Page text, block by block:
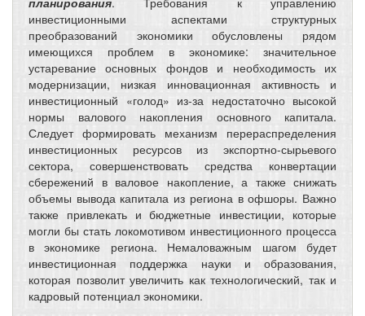
инвестиционными аспектами структурных
преобразований экономики обусловлены рядом
имеющихся проблем в экономике: значительное
устаревание основных фондов и необходимость их
модернизации, низкая инновационная активность и
инвестиционный «голод» из-за недостаточно высокой
нормы валового накопления основного капитала.
Следует формировать механизм перераспределения
инвестиционных ресурсов из экспортно-сырьевого
сектора, совершенствовать средства конвертации
сбережений в валовое накопление, а также снижать
объемы вывода капитала из региона в офшоры. Важно
также привлекать и бюджетные инвестиции, которые
могли бы стать локомотивом инвестиционного процесса
в экономике региона. Немаловажным шагом будет
инвестиционная поддержка науки и образования,
которая позволит увеличить как технологический, так и
кадровый потенциал экономики.